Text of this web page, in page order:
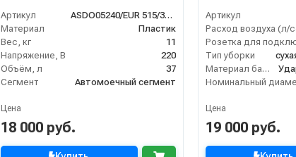
Артикул
ASDO05240/EUR 515/37 E/XP
Материал
Пластик
Вес, кг
11
Напряжение, В
220
Объём, л
37
Сегмент
Автомоечный сегмент
Цена
18 000 руб.
Артикул
Расход воздуха (л/
Тип уборки
Материал бака
Цена
19 000 руб.